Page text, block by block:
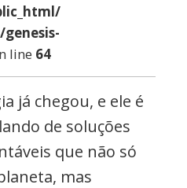
line 64
já chegou, e ele é
de soluções
que não só
mas